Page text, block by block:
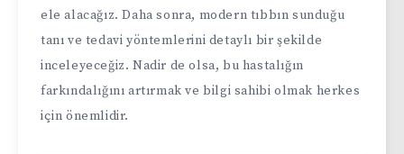
ele alacağız. Daha sonra, modern tıbbın sunduğu
tanı ve tedavi yöntemlerini detaylı bir şekilde
inceleyeceğiz. Nadir de olsa, bu hastalığın
farkındalığını artırmak ve bilgi sahibi olmak herkes
için önemlidir.